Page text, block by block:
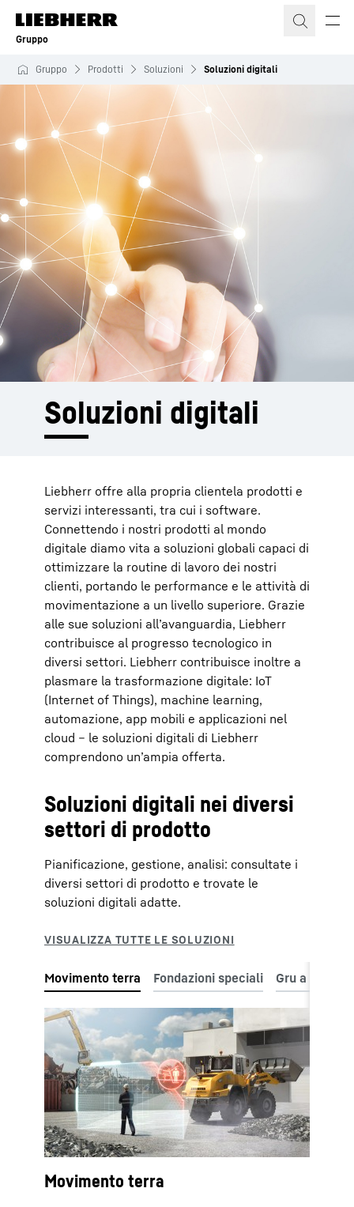
Gruppo
Gruppo Prodotti Soluzioni Soluzioni digitali
Soluzioni digitali
Liebherr offre alla propria clientela prodotti e
servizi interessanti, tra cui i software.
Connettendo i nostri prodotti al mondo
digitale diamo vita a soluzioni globali capaci di
ottimizzare la routine di lavoro dei nostri
clienti, portando le performance e le attività di
movimentazione a un livello superiore. Grazie
alle sue soluzioni all’avanguardia, Liebherr
contribuisce al progresso tecnologico in
diversi settori. Liebherr contribuisce inoltre a
plasmare la trasformazione digitale: IoT
(Internet of Things), machine learning,
automazione, app mobili e applicazioni nel
cloud – le soluzioni digitali di Liebherr
comprendono un’ampia offerta.
Soluzioni digitali nei diversi
settori di prodotto
Pianificazione, gestione, analisi: consultate i
diversi settori di prodotto e trovate le
soluzioni digitali adatte.
Movimento terra